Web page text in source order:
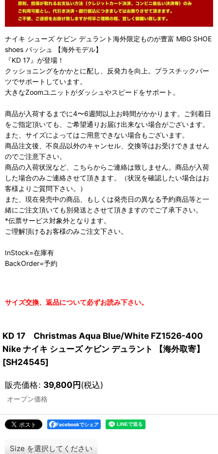
ナイキ シューズ ケビン デュラント海外限定ものが豊富 MBG SHOE
shoes バッシュ 【海外モデル】
『KD 17』が登場！
クッショニングをかかとに配し、反発力を向上。プラスチックパー
ツでサポートしています。
大きなZoomユニットがダッシュやスピードをサポート。
商品が入荷するまでに4〜6週間以上お時間がかかります。ご到着日
をご指定頂いても、ご希望通りお届け出来ない場合がございます。
また、サイズによってはご用意できない場合もございます。
商品注文後、不良品以外のキャンセル、交換等はお受けできません
のでご注意下さい。
商品の入荷状況など、こちらからご連絡は致しません。商品が入荷
した場合のみご連絡させて頂きます。（状況を確認したい場合はお
客様よりご質問下さい。）
また、現在発売中の商品、もしくは発売日の異なる予約商品等と一
緒にご注文頂いても別発送とさせて頂きますのでご了承下さい。
*伝票サービス対象外となります。
ご理解頂けるお客様のみご注文下さい。
InStock=在庫有
BackOrder=予約
サイズ交換、返品について必ずお読み下さい。
KD 17 Christmas Aqua Blue/White FZ1526-400
Nike ナイキ シューズ ケビン デュラント 【海外取寄】
[SH24545]
販売価格: 39,800円(税込)
オープン価格
Facebookでシェア
Size を選択してください